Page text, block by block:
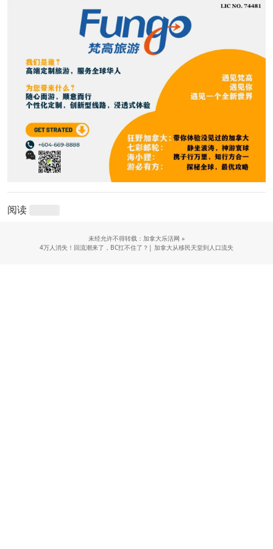
阅读
未经允许不得转载：加拿大乐活网 »
4万人消失！回流潮来了，BC扛不住了？| 加拿大从移民天堂到人口流失